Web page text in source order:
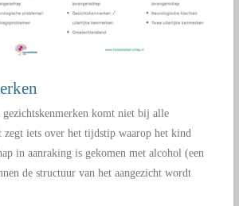
gezichtskenmerken komt niet bij alle
zegt iets over het tijdstip waarop het kind
in aanraking is gekomen met alcohol (een
de structuur van het aangezicht wordt